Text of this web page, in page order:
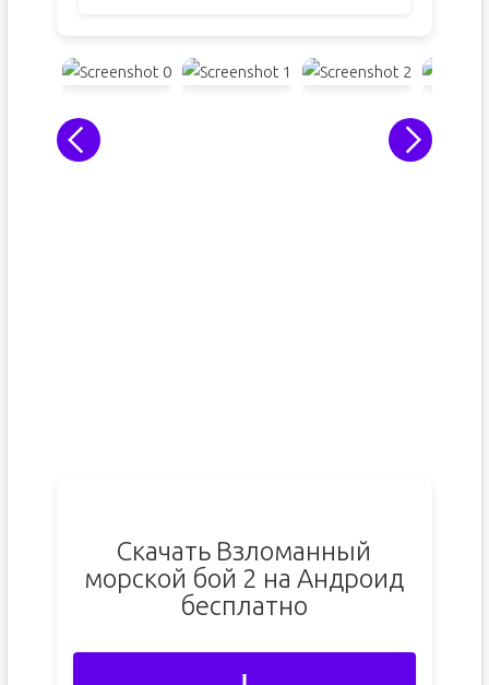
Скачать Взломанный
морской бой 2 на Андроид
бесплатно